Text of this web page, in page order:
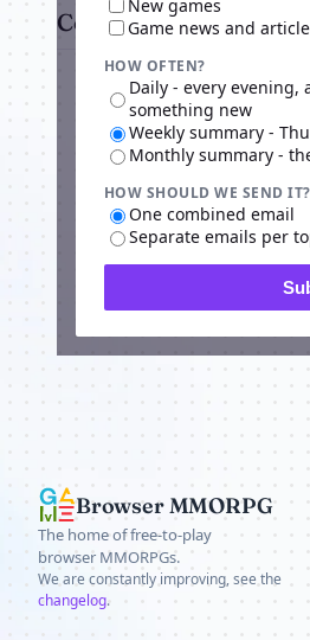
New games
Game news and
HOW OFTEN?
Daily - every evening,
something new
Weekly summary -
Monthly summary -
HOW SHOULD WE SEND IT?
One combined email
Separate emails per
Comments
Browser MMORPG
The home of free-to-play
browser MMORPGs.
We are constantly improving, see the
changelog.